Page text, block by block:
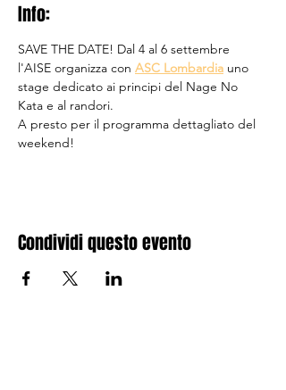
Info:
SAVE THE DATE! Dal 4 al 6 settembre
l'AISE organizza con ASC Lombardia uno
stage dedicato ai principi del Nage No
Kata e al randori.
A presto per il programma dettagliato del
weekend!
Condividi questo evento